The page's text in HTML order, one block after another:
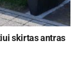
skirtas antras